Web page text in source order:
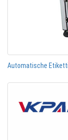
Automatische